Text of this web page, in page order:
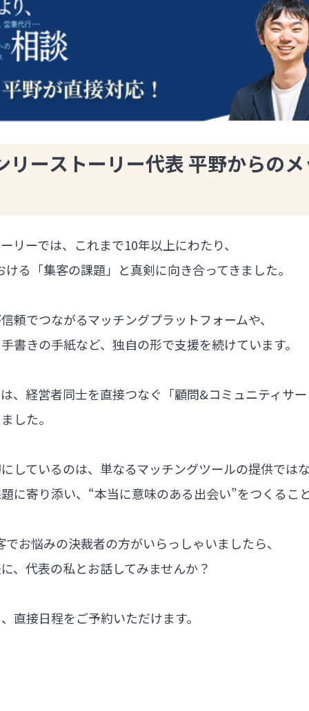
リーストーリー代表 平野からの
リーでは、これまで10年以上にわたり、
る「集客の課題」と真剣に向き合ってきました。
頼でつながるマッチングプラットフォームや、
書きの手紙など、独自の形で支援を続けています。
、経営者同士を直接つなぐ「顧問&コミュニティサ
した。
しているのは、単なるマッチングツールの提供では
に寄り添い、“本当に意味のある出会い”をつくるこ
お悩みの決裁者の方がいらっしゃいましたら、
、代表の私とお話してみませんか？
直接日程をご予約いただけます。